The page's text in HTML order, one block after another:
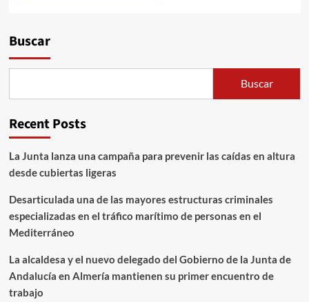
Buscar
Buscar
Recent Posts
La Junta lanza una campaña para prevenir las caídas en altura
desde cubiertas ligeras
Desarticulada una de las mayores estructuras criminales
especializadas en el tráfico marítimo de personas en el
Mediterráneo
La alcaldesa y el nuevo delegado del Gobierno de la Junta de
Andalucía en Almería mantienen su primer encuentro de
trabajo